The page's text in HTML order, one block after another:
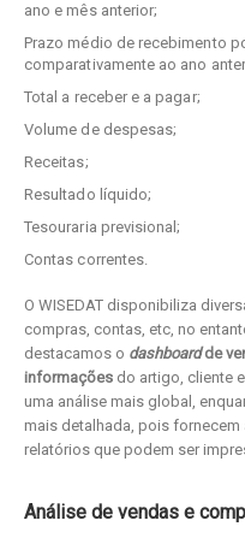
ano e mês anterior;
Prazo médio de recebimento
comparativamente ao ano
Total a receber e a pagar;
Volume de despesas;
Receitas;
Resultado líquido;
Tesouraria previsional;
Contas correntes.
O WISEDAT disponibiliza
compras, contas, etc, no
destacamos o dashboardde
informações do artigo, cliente
uma análise mais global,
mais detalhada, pois
relatórios que podem ser
Análise de vendas e